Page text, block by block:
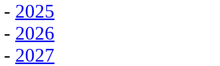
- 2025
- 2026
- 2027